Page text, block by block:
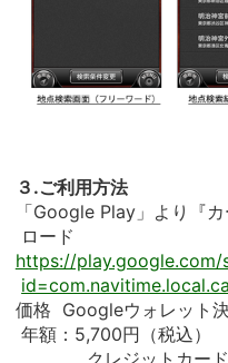
３.ご利用方法
「Google Play」より『
ロード
https://
価格 Googleウォレッ
年額：5,700円（税込）
クレジットカード